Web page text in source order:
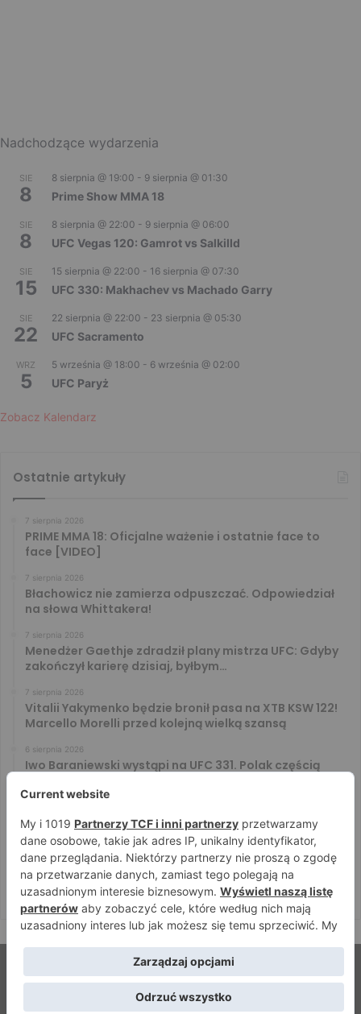
Nadchodzące wydarzenia
SIE
8
8 sierpnia @ 19:00 - 9 sierpnia @ 01:30
Prime Show MMA 18
SIE
8
8 sierpnia @ 22:00 - 9 sierpnia @ 06:00
UFC Vegas 120: Gamrot vs Salkilld
SIE
15
15 sierpnia @ 22:00 - 16 sierpnia @ 07:30
UFC 330: Makhachev vs Machado Garry
SIE
22
22 sierpnia @ 22:00 - 23 sierpnia @ 05:30
UFC Sacramento
WRZ
5
5 września @ 18:00 - 6 września @ 02:00
UFC Paryż
Zobacz Kalendarz
Ostatnie artykuły
7 sierpnia 2026
PRIME MMA 18: Oficjalne ważenie i ostatnie face to
face [VIDEO]
7 sierpnia 2026
Błachowicz nie zamierza odpuszczać. Odpowiedział
na słowa Whittakera!
7 sierpnia 2026
Menedżer Gaethje zdradził plany mistrza UFC: Gdyby
zakończył karierę dzisiaj, byłbym…
7 sierpnia 2026
Vitalii Yakymenko będzie bronił pasa na XTB KSW 122!
Marcello Morelli przed kolejną wielką szansą
6 sierpnia 2026
Iwo Baraniewski wystąpi na UFC 331. Polak częścią
Don Kasjo poznał rywala na FAME 32. Bartosz Szachta
przeciwnikiem Króla
6 sierpnia 2026
Niepokonany Włodarczyk zawalczy o ranking! Na XTB
KSW 122 zmierzy się z Paivą
© Strefamma.pl 2026, Wszelkie prawa zastrzeżone |
Home
Redakcja Kontakt